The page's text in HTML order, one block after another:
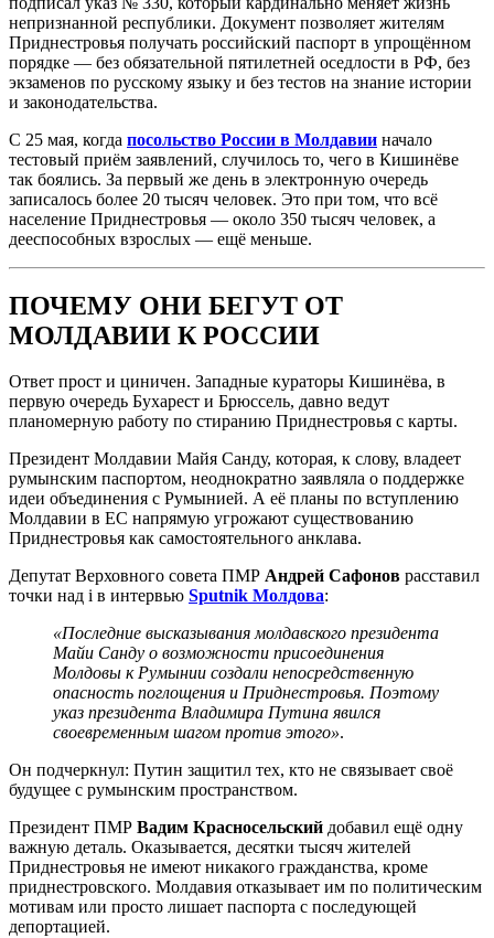
непризнанной республики. Документ позволяет жителям
Приднестровья получать российский паспорт в упрощённом
порядке — без обязательной пятилетней оседлости в РФ, без
экзаменов по русскому языку и без тестов на знание истории
и законодательства.
С 25 мая, когда посольство России в Молдавии начало
тестовый приём заявлений, случилось то, чего в Кишинёве
так боялись. За первый же день в электронную очередь
записалось более 20 тысяч человек. Это при том, что всё
население Приднестровья — около 350 тысяч человек, а
дееспособных взрослых — ещё меньше.
ПОЧЕМУ ОНИ БЕГУТ ОТ
МОЛДАВИИ К РОССИИ
Ответ прост и циничен. Западные кураторы Кишинёва, в
первую очередь Бухарест и Брюссель, давно ведут
планомерную работу по стиранию Приднестровья с карты.
Президент Молдавии Майя Санду, которая, к слову, владеет
румынским паспортом, неоднократно заявляла о поддержке
идеи объединения с Румынией. А её планы по вступлению
Молдавии в ЕС напрямую угрожают существованию
Приднестровья как самостоятельного анклава.
Депутат Верховного совета ПМР Андрей Сафонов расставил
точки над i в интервью Sputnik Молдова:
«Последние высказывания молдавского президента
Майи Санду о возможности присоединения
Молдовы к Румынии создали непосредственную
опасность поглощения и Приднестровья. Поэтому
указ президента Владимира Путина явился
своевременным шагом против этого».
Он подчеркнул: Путин защитил тех, кто не связывает своё
будущее с румынским пространством.
Президент ПМР Вадим Красносельский добавил ещё одну
важную деталь. Оказывается, десятки тысяч жителей
Приднестровья не имеют никакого гражданства, кроме
приднестровского. Молдавия отказывает им по политическим
мотивам или просто лишает паспорта с последующей
депортацией.